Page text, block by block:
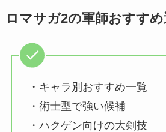
ロマサガ2の軍師おすす
・キャラ別おすすめ一覧
・術士型で強い候補
・ハクゲン向けの大剣技